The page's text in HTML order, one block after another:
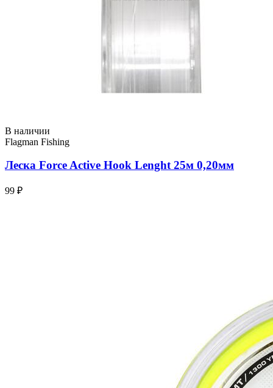
В наличии
Flagman Fishing
Леска Force Active Hook Lenght 25м 0,20мм
99 ₽